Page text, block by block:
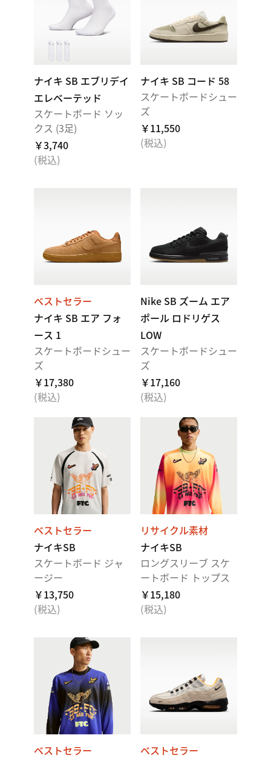
ナイキ SB エブリデイ
エレベーテッド
スケートボード ソッ
クス (3足)
￥3,740
(税込)
ナイキ SB コード 58
スケートボードシュー
ズ
￥11,550
(税込)
ベストセラー
ナイキ SB エア フォ
ース 1
スケートボードシュー
ズ
￥17,380
(税込)
Nike SB ズーム エア
ポール ロドリゲス
LOW
スケートボードシュー
ズ
￥17,160
(税込)
ベストセラー
ナイキSB
スケートボード ジャ
ージー
￥13,750
(税込)
リサイクル素材
ナイキSB
ロングスリーブ スケ
ートボード トップス
￥15,180
(税込)
ベストセラー
ベストセラー